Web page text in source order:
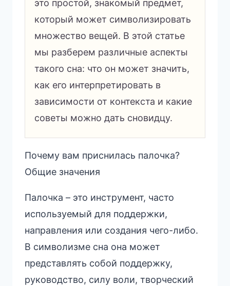
это простой, знакомый предмет,
который может символизировать
множество вещей. В этой статье
мы разберем различные аспекты
такого сна: что он может значить,
как его интерпретировать в
зависимости от контекста и какие
советы можно дать сновидцу.
Почему вам приснилась палочка?
Общие значения
Палочка – это инструмент, часто
используемый для поддержки,
направления или создания чего-либо.
В символизме сна она может
представлять собой поддержку,
руководство, силу воли, творческий